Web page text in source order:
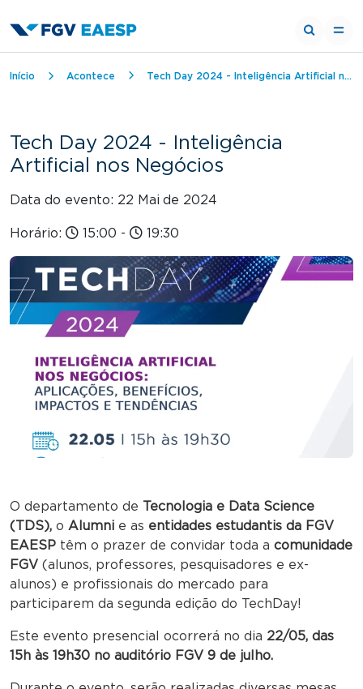
Trilha de navegação
Início Acontece Tech Day 2024 - Inteligência Artificial nos Negócios
Tech Day 2024 - Inteligência
Artificial nos Negócios
Data do evento: 22 Mai de 2024
Horário: 15:00 - 19:30
O departamento de Tecnologia e Data Science
(TDS), o Alumni e as entidades estudantis da FGV
EAESP têm o prazer de convidar toda a comunidade
FGV (alunos, professores, pesquisadores e ex-
alunos) e profissionais do mercado para
participarem da segunda edição do TechDay!
Este evento presencial ocorrerá no dia 22/05, das
15h às 19h30 no auditório FGV 9 de julho.